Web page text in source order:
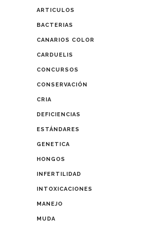
ARTICULOS
BACTERIAS
CANARIOS COLOR
CARDUELIS
CONCURSOS
CONSERVACIÓN
CRIA
DEFICIENCIAS
ESTÁNDARES
GENETICA
HONGOS
INFERTILIDAD
INTOXICACIONES
MANEJO
MUDA